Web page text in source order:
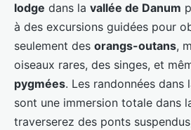
lodge dans la vallée de Danum
à des excursions guidées pour
seulement des orangs-outans,
oiseaux rares, des singes, et
pygmées. Les randonnées dans
sont une immersion totale dans
traverserez des ponts